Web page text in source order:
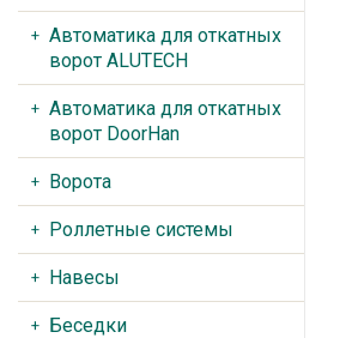
Автоматика для откатных
ворот ALUTECH
Автоматика для откатных
ворот DoorHan
Ворота
Роллетные системы
Навесы
Беседки